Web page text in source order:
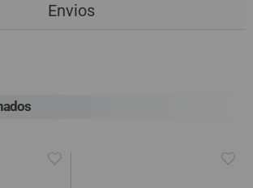
Envios